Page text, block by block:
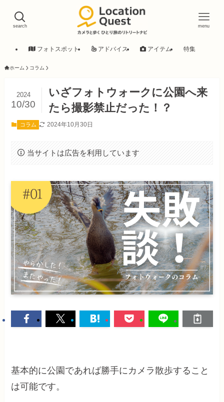
search menu
フォトスポット アドバイス アイテム 特集
ホーム コラム
いざフォトウォークに公園へ来
たら撮影禁止だった！？
2024
10/30
コラム 2024年10月30日
当サイトは広告を利用しています
基本的に公園であれば勝手にカメラ散歩すること
は可能です。